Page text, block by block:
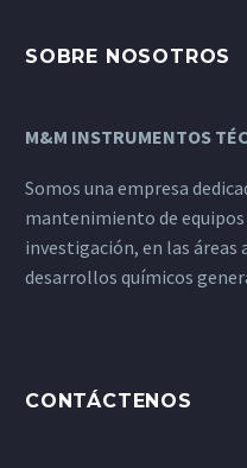
SOBRE NOSOTROS
M&M INSTRUMENTOS
Somos una empresa
mantenimiento de
investigación, en las
desarrollos químicos
CONTÁCTENOS